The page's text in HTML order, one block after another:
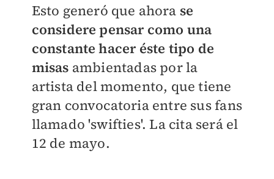
Esto generó que ahora se
considere pensar como una
constante hacer éste tipo de
misas ambientadas por la
artista del momento, que tiene
gran convocatoria entre sus fans
llamado 'swifties'. La cita será el
12 de mayo.